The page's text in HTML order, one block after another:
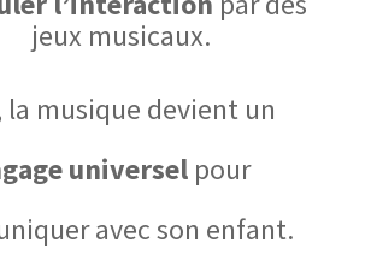
jeux musicaux.
la musique devient un
universel pour
avec son enfant.